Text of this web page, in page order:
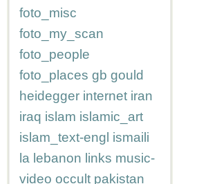
foto_misc
foto_my_scan
foto_people
foto_places gb gould
heidegger internet iran
iraq islam islamic_art
islam_text-engl ismaili
la lebanon links music-
video occult pakistan